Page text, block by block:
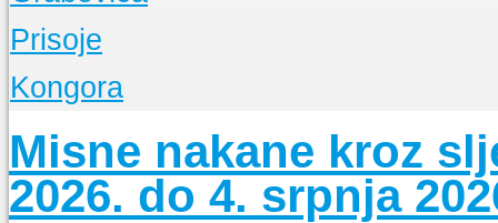
O Župi
Događanja
Prisoje
Događanja
Kongora
Događanja
Misne nakane kroz
2026. do 4. srpnja